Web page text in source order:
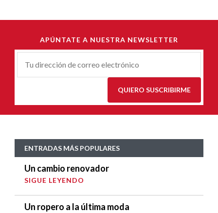
APÚNTATE A NUESTRA NEWSLETTER
Correu-
QUIERO SUSCRIBIRME
ENTRADAS MÁS POPULARES
Un cambio renovador
SIGUE LEYENDO
Un ropero a la última moda